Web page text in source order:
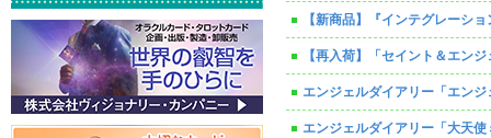
【新商品】『インテグレーシ
【再入荷】「セイント＆エン
エンジェルダイアリー「エン
エンジェルダイアリー「大天